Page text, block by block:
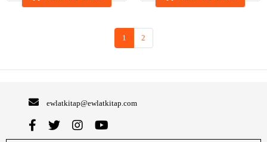
1 2
ewlatkitap@ewlatkitap.com